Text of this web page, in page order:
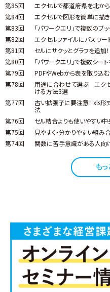
第85回
エクセルで都道府県を北か
第84回
エクセルで図形を簡単に描
第83回
「パワークエリ」で複数のブ
第82回
エクセルファイルにパスワ
第81回
セルにサクッとグラフを追加
第80回
「パワークエリ」で複数シー
第79回
PDFやWebから表を取り込む
第78回
用途に合わせて選ぶ エク
ける方法3選
第77回
古い拡張子に要注意！ xls形
法
第76回 セル結合よりも使いやすい
第75回
見やすく・分かりやすい組み
第74回
関数に苦手意識がある人向
も